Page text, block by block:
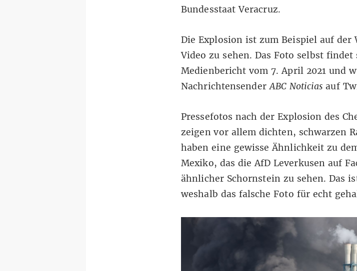
Bundesstaat Veracruz.
Die Explosion ist zum Beispiel auf der
Video zu sehen. Das Foto selbst
Medienbericht vom 7. April 2021 und
NachrichtensenderABC Noticias auf
Pressefotos nach der Explosion des
zeigen vor allem dichten, schwarzen
haben eine gewisse Ähnlichkeit zu
Mexiko, das die AfD Leverkusen auf
ähnlicher Schornstein zu sehen. Das
weshalb das falsche Foto für echt